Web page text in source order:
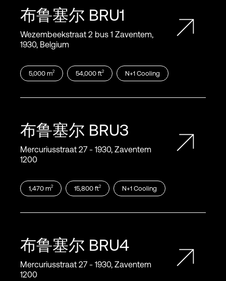
布鲁塞尔 BRU1
Wezembeekstraat 2 bus 1 Zaventem,
1930, Belgium
5,000 m2 54,000 ft2 N+1 Cooling
布鲁塞尔 BRU3
Mercuriusstraat 27 ‑ 1930, Zaventem
1200
1,470 m2 15,800 ft2 N+1 Cooling
布鲁塞尔 BRU4
Mercuriusstraat 27 ‑ 1930, Zaventem
1200